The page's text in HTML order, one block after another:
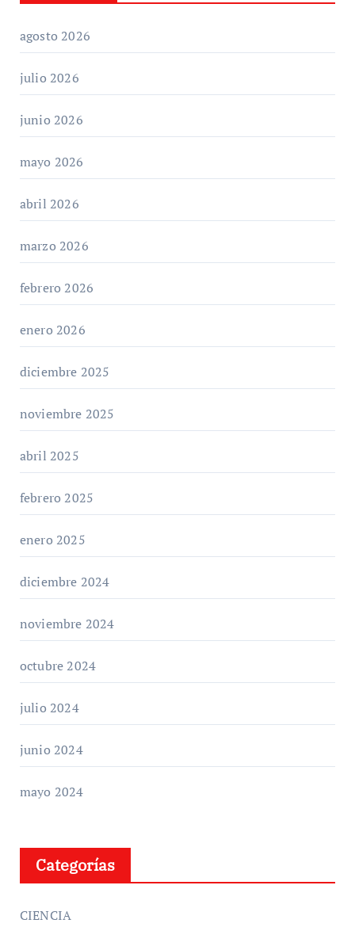
agosto 2026
julio 2026
junio 2026
mayo 2026
abril 2026
marzo 2026
febrero 2026
enero 2026
diciembre 2025
noviembre 2025
abril 2025
febrero 2025
enero 2025
diciembre 2024
noviembre 2024
octubre 2024
julio 2024
junio 2024
mayo 2024
Categorías
CIENCIA